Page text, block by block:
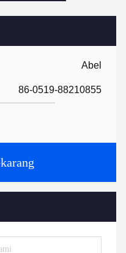
Abel
86-0519-88210855